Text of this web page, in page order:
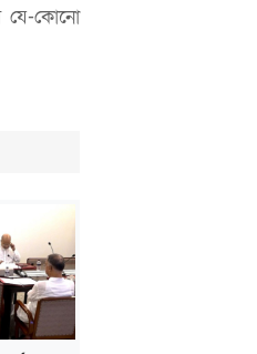
যে-কোনো